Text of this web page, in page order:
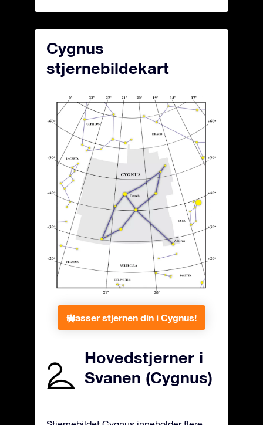
Cygnus
stjernebildekart
Plasser stjernen din i Cygnus!
Hovedstjerner i
Svanen (Cygnus)